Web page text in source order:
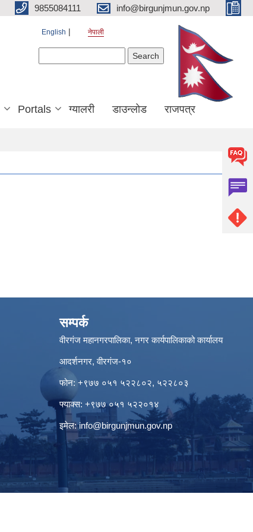
9855084111 info@birgunjmun.gov.np
English नेपाली
Portals ग्यालरी डाउन्लोड राजपत्र
सम्पर्क
वीरगंज महानगरपालिका, नगर कार्यपालिकाको कार्यालय
आदर्शनगर, वीरगंज-१०
फोन: +९७७ ०५१ ५२२८०२, ५२२८०३
फ्याक्स: +९७७ ०५१ ५२२०१४
इमेल:info@birgunjmun.gov.np